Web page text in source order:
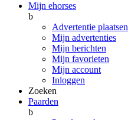
Mijn ehorses
b
Advertentie plaatsen
Mijn advertenties
Mijn berichten
Mijn favorieten
Mijn account
Inloggen
Zoeken
Paarden
b